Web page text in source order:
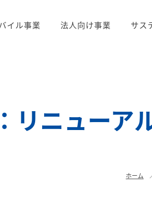
イル事業 法人向け事業 サス
リニューア
ホーム